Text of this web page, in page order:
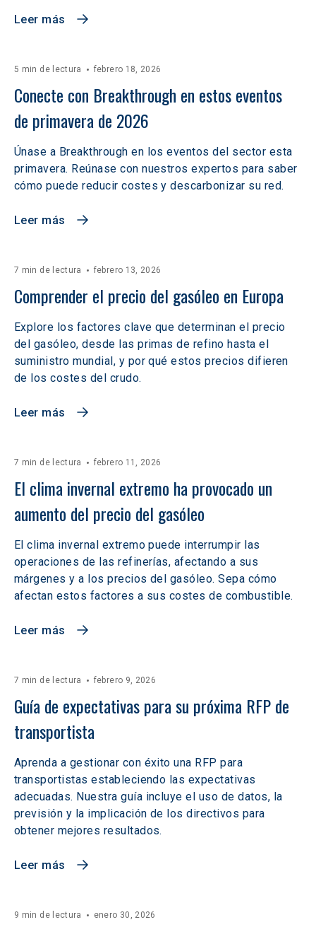
Leer más
5 min de lectura febrero 18, 2026
Conecte con Breakthrough en estos eventos
de primavera de 2026
Únase a Breakthrough en los eventos del sector esta
primavera. Reúnase con nuestros expertos para saber
cómo puede reducir costes y descarbonizar su red.
Leer más
7 min de lectura febrero 13, 2026
Comprender el precio del gasóleo en Europa
Explore los factores clave que determinan el precio
del gasóleo, desde las primas de refino hasta el
suministro mundial, y por qué estos precios difieren
de los costes del crudo.
Leer más
7 min de lectura febrero 11, 2026
El clima invernal extremo ha provocado un
aumento del precio del gasóleo
El clima invernal extremo puede interrumpir las
operaciones de las refinerías, afectando a sus
márgenes y a los precios del gasóleo. Sepa cómo
afectan estos factores a sus costes de combustible.
Leer más
7 min de lectura febrero 9, 2026
Guía de expectativas para su próxima RFP de
transportista
Aprenda a gestionar con éxito una RFP para
transportistas estableciendo las expectativas
adecuadas. Nuestra guía incluye el uso de datos, la
previsión y la implicación de los directivos para
obtener mejores resultados.
Leer más
9 min de lectura enero 30, 2026